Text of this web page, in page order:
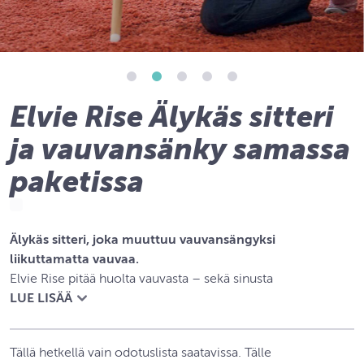
Elvie Rise Älykäs sitteri
ja vauvansänky samassa
paketissa
Älykäs sitteri, joka muuttuu vauvansängyksi
liikuttamatta vauvaa.
Elvie Rise pitää huolta vauvasta – sekä sinusta
Mullistava monikäyttöinen älysitteri ja ‑vauvansänky tukee
LUE LISÄÄ
Tällä hetkellä vain odotuslista saatavissa. Tälle